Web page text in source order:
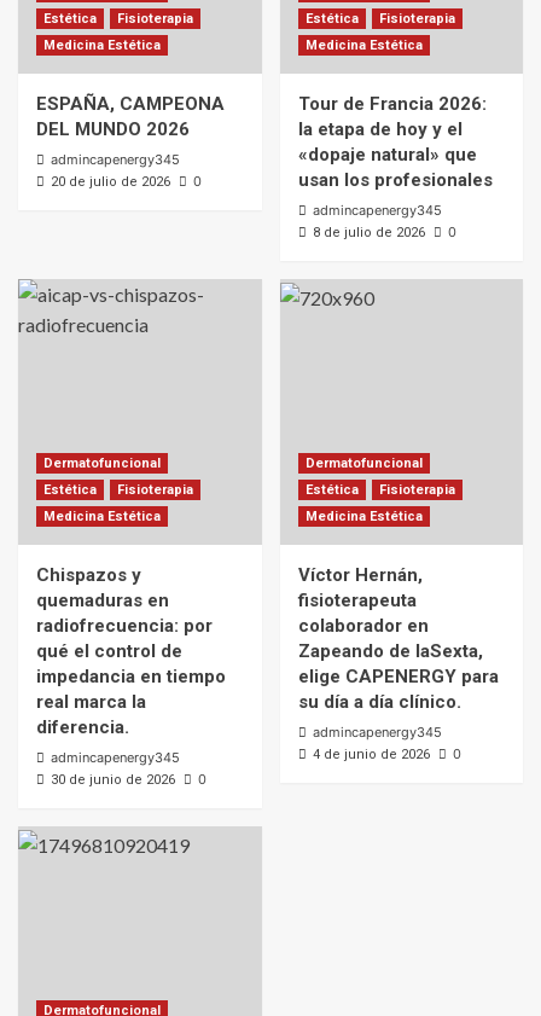
Estética
Fisioterapia
Medicina Estética
ESPAÑA, CAMPEONA
DEL MUNDO 2026
admincapenergy345
20 de julio de 2026 0
Estética
Fisioterapia
Medicina Estética
Tour de Francia 2026:
la etapa de hoy y el
«dopaje natural» que
usan los profesionales
admincapenergy345
8 de julio de 2026 0
Dermatofuncional
Estética
Fisioterapia
Medicina Estética
Chispazos y
quemaduras en
radiofrecuencia: por
qué el control de
impedancia en tiempo
real marca la
diferencia.
admincapenergy345
30 de junio de 2026 0
Dermatofuncional
Estética
Fisioterapia
Medicina Estética
Víctor Hernán,
fisioterapeuta
colaborador en
Zapeando de laSexta,
elige CAPENERGY para
su día a día clínico.
admincapenergy345
4 de junio de 2026 0
Dermatofuncional